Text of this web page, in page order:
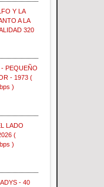
Y LA
A LA
320
PEQUEÑO
- 1973 (
)
LADO
(
)
- 40